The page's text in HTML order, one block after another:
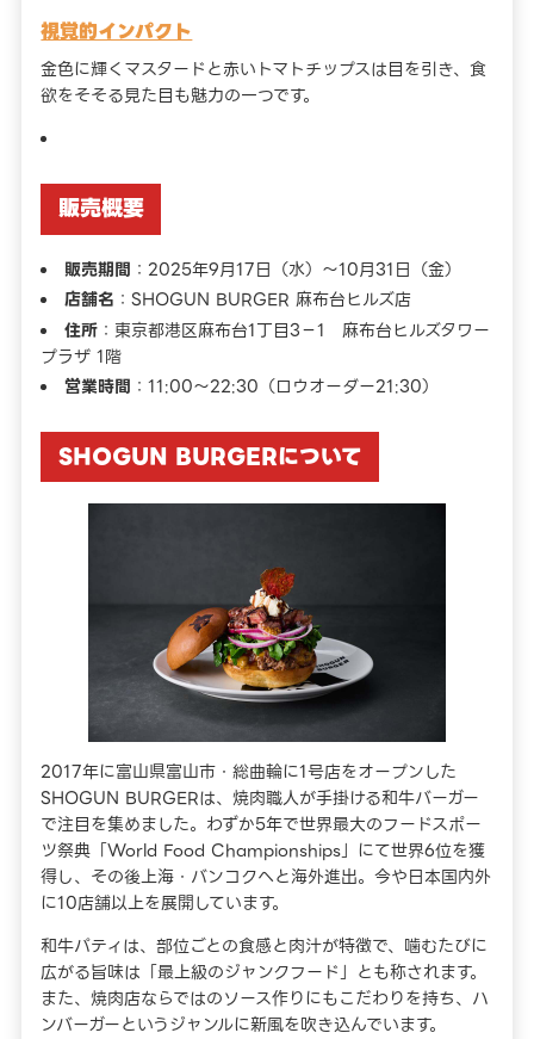
視覚的インパクト
金色に輝くマスタードと赤いトマトチップスは目を引き、食
欲をそそる見た目も魅力の一つです。
販売概要
販売期間 ：2025年9月17日（水）〜10月31日（金）
店舗名 ：SHOGUN BURGER 麻布台ヒルズ店
住所 ：東京都港区麻布台1丁目3−1 麻布台ヒルズタワー
プラザ 1階
営業時間 ：11:00〜22:30（ロウオーダー21:30）
SHOGUN BURGERについて
2017年に富山県富山市・総曲輪に1号店をオープンした
SHOGUN BURGERは、焼肉職人が手掛ける和牛バーガー
で注目を集めました。わずか5年で世界最大のフードスポー
ツ祭典「World Food Championships」にて世界6位を獲
得し、その後上海・バンコクへと海外進出。今や日本国内外
に10店舗以上を展開しています。
和牛パティは、部位ごとの食感と肉汁が特徴で、噛むたびに
広がる旨味は「最上級のジャンクフード」とも称されます。
また、焼肉店ならではのソース作りにもこだわりを持ち、ハ
ンバーガーというジャンルに新風を吹き込んでいます。